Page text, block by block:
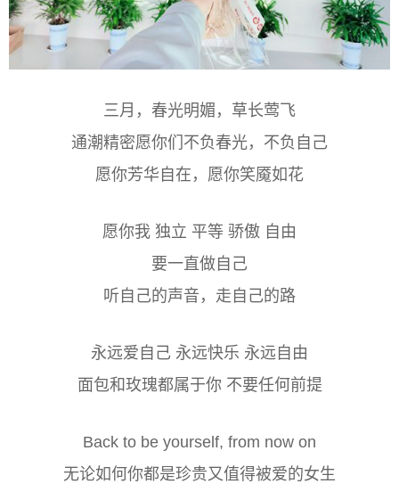
三月，春光明媚，草长莺飞
通潮精密愿你们不负春光，不负自己
愿你芳华自在，愿你笑魇如花
愿你我 独立 平等 骄傲 自由
要一直做自己
听自己的声音，走自己的路
永远爱自己 永远快乐 永远自由
面包和玫瑰都属于你 不要任何前提
Back to be yourself, from now on
无论如何你都是珍贵又值得被爱的女生